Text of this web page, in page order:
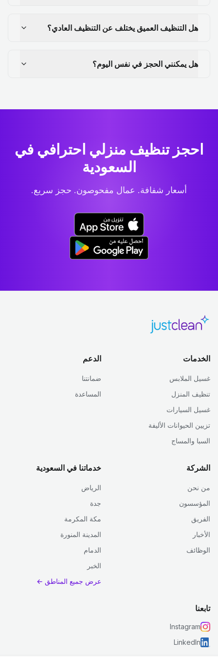
هل التنظيف العميق يختلف عن التنظيف العادي؟
هل يمكنني الحجز في نفس اليوم؟
احجز تنظيف منزلي احترافي في
السعودية
أسعار شفافة. عمال مفحوصون. حجز سريع.
الخدمات
غسيل الملابس
تنظيف المنزل
غسيل السيارات
تزيين الحيوانات الأليفة
السبا والمساج
الدعم
ضمانتنا
المساعدة
الشركة
من نحن
المؤسسون
الفريق
الأخبار
الوظائف
خدماتنا في السعودية
الرياض
جدة
مكة المكرمة
المدينة المنورة
الدمام
الخبر
عرض جميع المناطق ←
تابعنا
Instagram
LinkedIn